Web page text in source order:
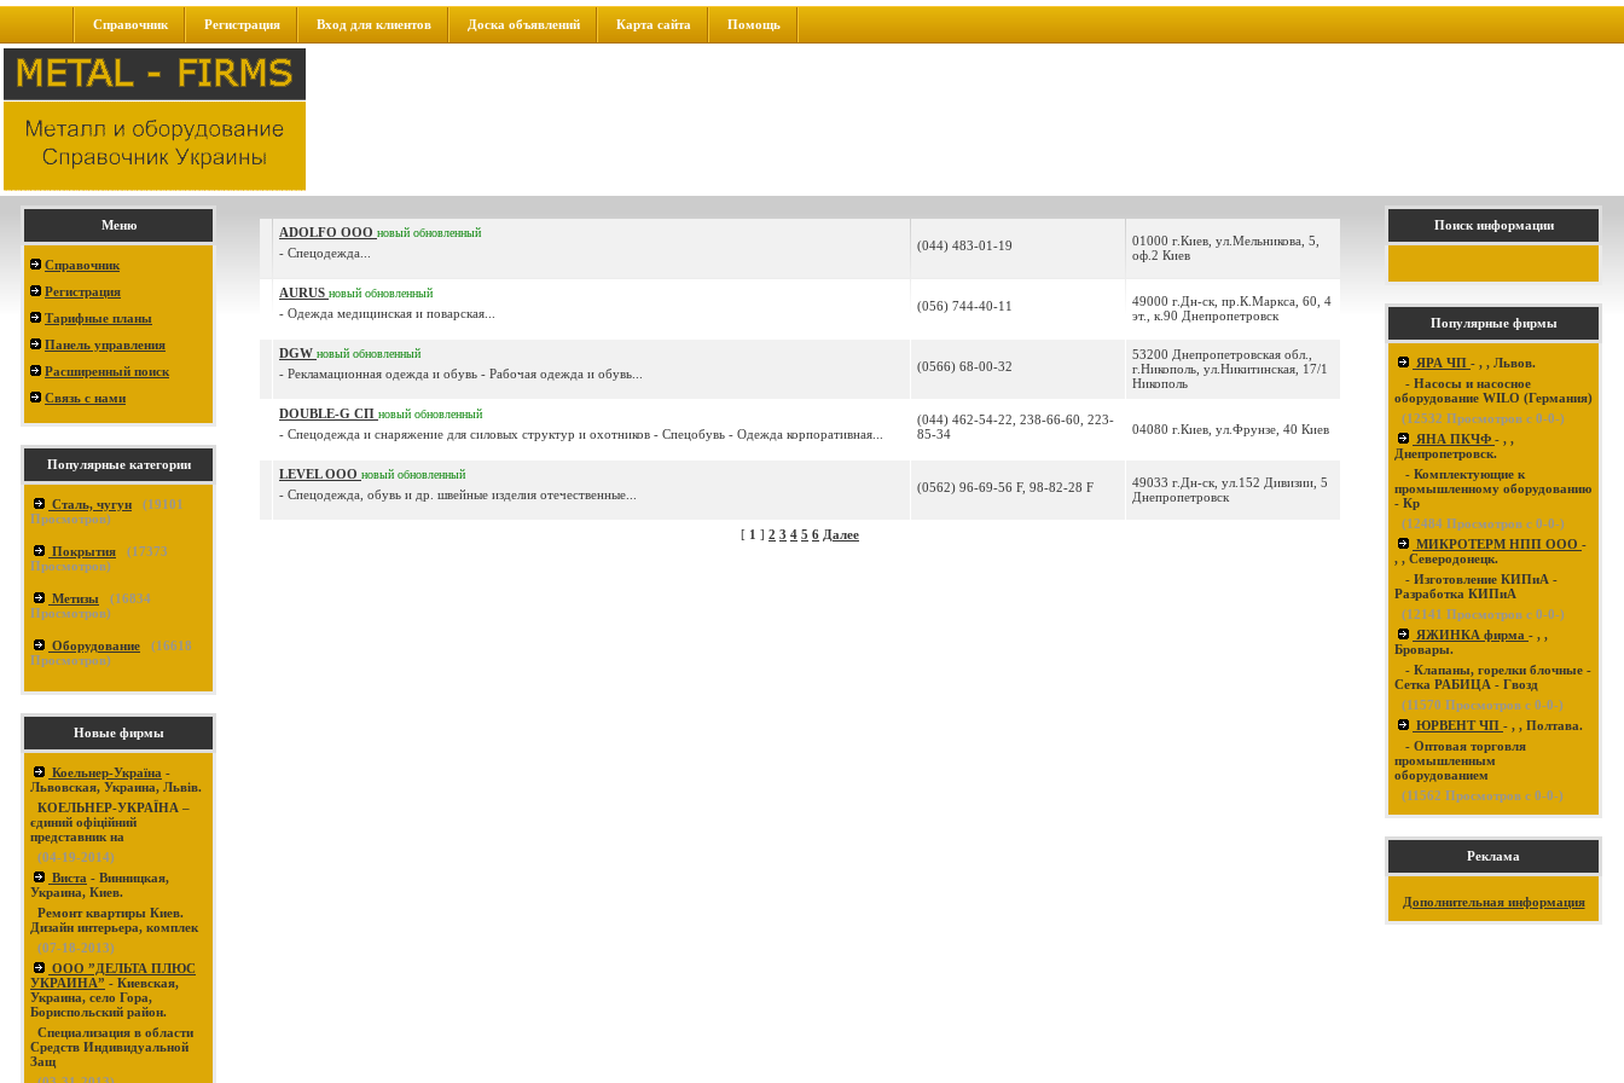
Справочник Регистрация Вход для клиентов Доска объявлений Карта сайта Помощь
Меню
Справочник
Регистрация
Тарифные планы
Панель управления
Расширенный поиск
Связь с нами
Популярные категории
Сталь, чугун (19101
Просмотров)
Покрытия (17373
Просмотров)
Метизы (16834
Просмотров)
Оборудование (16618
Просмотров)
Новые фирмы
Коельнер-Україна -
Львовская, Украина, Львів.
КОЕЛЬНЕР-УКРАЇНА –
єдиний офіційний
представник на
(04-19-2014)
Виста - Винницкая,
Украина, Киев.
Ремонт квартиры Киев.
Дизайн интерьера, комплек
(07-18-2013)
ООО ”ДЕЛЬТА ПЛЮС
УКРАИНА” - Киевская,
Украина, село Гора,
Бориспольский район.
Специализация в области
Средств Индивидуальной
Защ
ADOLFO ООО новый обновленный
- Спецодежда... (044) 483-01-19
01000 г.Киев, ул.Мельникова, 5,
оф.2 Киев
AURUS новый обновленный
- Одежда медицинская и поварская... (056) 744-40-11
49000 г.Дн-ск, пр.К.Маркса, 60, 4
эт., к.90 Днепропетровск
DGW новый обновленный
- Рекламационная одежда и обувь - Рабочая одежда и обувь... (0566) 68-00-32
53200 Днепропетровская обл.,
г.Никополь, ул.Никитинская, 17/1
Никополь
DOUBLE-G СП новый обновленный
- Спецодежда и снаряжение для силовых структур и охотников - Спецобувь - Одежда корпоративная...
(044) 462-54-22, 238-66-60, 223-
85-34
04080 г.Киев, ул.Фрунзе, 40 Киев
LEVEL ООО новый обновленный
- Спецодежда, обувь и др. швейные изделия отечественные... (0562) 96-69-56 F, 98-82-28 F
49033 г.Дн-ск, ул.152 Дивизии, 5
Днепропетровск
[ 1 ] 2 3 4 5 6 Далее
Поиск информации
Популярные фирмы
ЯРА ЧП - , , Львов.
- Насосы и насосное
оборудование WILO (Германия)
(12532 Просмотров с 0-0-)
ЯНА ПКЧФ - , ,
Днепропетровск.
- Комплектующие к
промышленному оборудованию
- Кр
(12484 Просмотров с 0-0-)
МИКРОТЕРМ НПП ООО -
, , Северодонецк.
- Изготовление КИПиА -
Разработка КИПиА
(12141 Просмотров с 0-0-)
ЯЖИНКА фирма - , ,
Бровары.
- Клапаны, горелки блочные -
Сетка РАБИЦА - Гвозд
(11570 Просмотров с 0-0-)
ЮРВЕНТ ЧП - , , Полтава.
- Оптовая торговля
промышленным
оборудованием
(11562 Просмотров с 0-0-)
Реклама
Дополнительная информация